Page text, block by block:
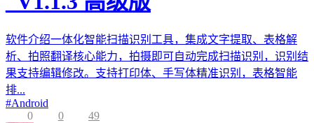
软件介绍一体化智能扫描识别工具，集成文字提取、表格解
析、拍照翻译核心能力，拍摄即可自动完成扫描识别，识别结
果支持编辑修改。支持打印体、手写体精准识别，表格智能
排...
#Android
0
0 49